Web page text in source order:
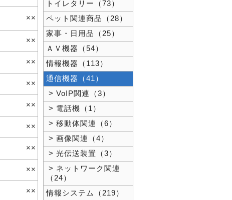
××
××
××
××
××
××
××
××
××
トイレタリー（73）
ペット関連商品（28）
家事・日用品（25）
ＡＶ機器（54）
情報機器（113）
通信機器（41）
> VoIP関連（3）
> 電話機（1）
> 移動体関連（6）
> 画像関連（4）
> 光伝送装置（3）
> ネットワーク関連
（24）
情報システム（219）